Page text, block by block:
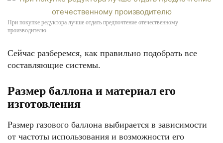
При покупке редуктора лучше отдать предпочтение отечественному
производителю
Сейчас разберемся, как правильно подобрать все
составляющие системы.
Размер баллона и материал его
изготовления
Размер газового баллона выбирается в зависимости
от частоты использования и возможности его